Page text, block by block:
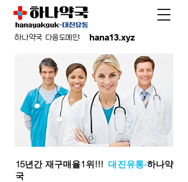
hana13.xyz
하나약국 다음도메인:
15년간 재구매율1위!!!대진유통-하나약
국